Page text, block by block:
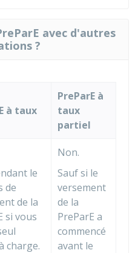
avec d'autres
?
à taux
PreParE à
taux
partiel
le
de
de la
si vous
charge.
Non.
Sauf si le
versement
de la
PreParE a
commencé
avant le